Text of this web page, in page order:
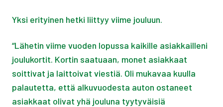
Yksi erityinen hetki liittyy viime jouluun.
“Lähetin viime vuoden lopussa kaikille asiakkailleni
joulukortit. Kortin saatuaan, monet asiakkaat
soittivat ja laittoivat viestiä. Oli mukavaa kuulla
palautetta, että alkuvuodesta auton ostaneet
asiakkaat olivat yhä jouluna tyytyväisiä